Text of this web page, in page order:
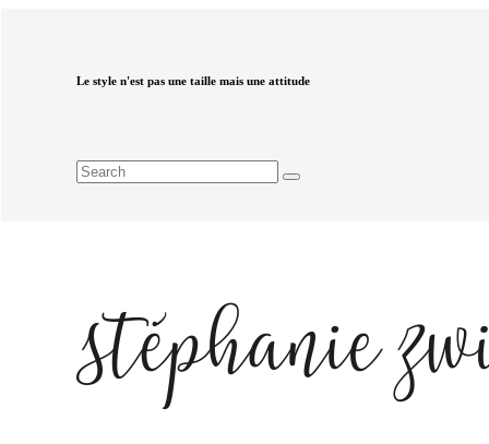
Le style n'est pas une taille mais une attitude